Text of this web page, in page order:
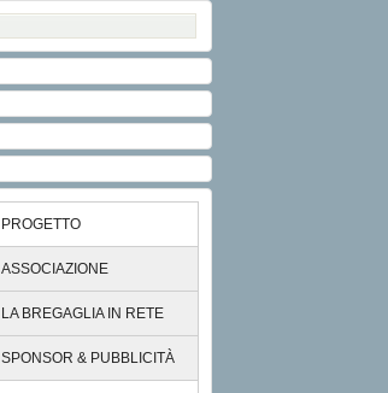
PROGETTO
ASSOCIAZIONE
LA BREGAGLIA IN RETE
SPONSOR & PUBBLICITÀ